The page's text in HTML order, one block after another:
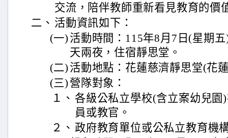
交流，陪伴教師重新看見教育的價
二、 活動資訊如下：
(一) 活動時間：115年8月7日(星期
天兩夜，住宿靜思堂。
(二) 活動地點：花蓮慈濟靜思堂(花
(三) 營隊對象：
１、 各級公私立學校(含立案幼兒園
員或教官。
２、 政府教育單位或公私立教育機